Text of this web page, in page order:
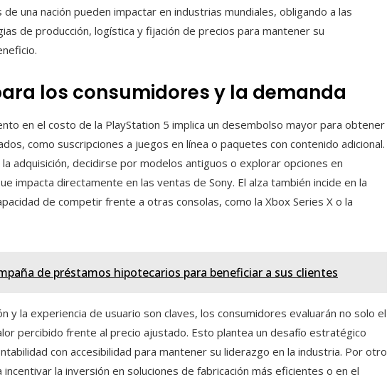
una nación pueden impactar en industrias mundiales, obligando a las
de producción, logística y fijación de precios para mantener su
los consumidores y la demanda
en el costo de la PlayStation 5 implica un desembolso mayor para obtener
como suscripciones a juegos en línea o paquetes con contenido adicional.
adquisición, decidirse por modelos antiguos o explorar opciones en
impacta directamente en las ventas de Sony. El alza también incide en la
de competir frente a otras consolas, como la Xbox Series X o la
de préstamos hipotecarios para beneficiar a sus clientes
y la experiencia de usuario son claves, los consumidores evaluarán no solo el
percibido frente al precio ajustado. Esto plantea un desafío estratégico
con accesibilidad para mantener su liderazgo en la industria. Por otro
la inversión en soluciones de fabricación más eficientes o en el